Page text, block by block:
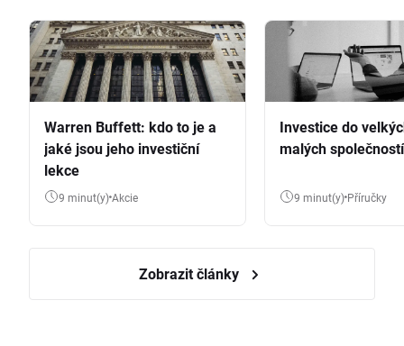
Warren Buffett: kdo to je a
jaké jsou jeho investiční
lekce
9 minut(y) Akcie
Investice do
malých společností
9 minut(y) Příručky
Zobrazit články